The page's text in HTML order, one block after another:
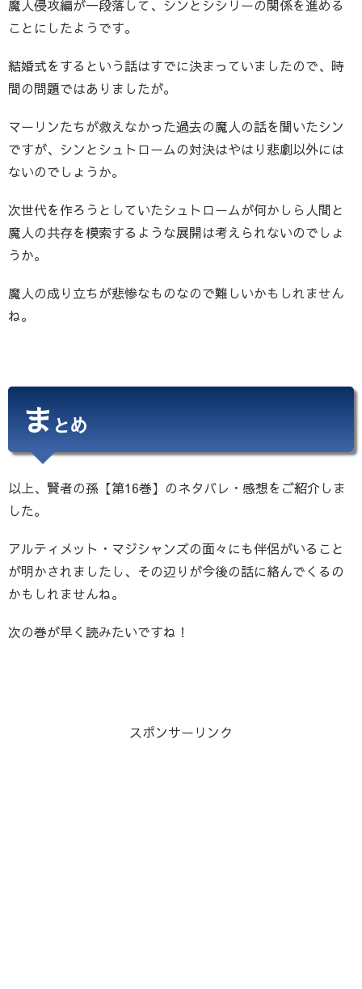
魔人侵攻編が一段落して、シンとシシリーの関係を進める
ことにしたようです。
結婚式をするという話はすでに決まっていましたので、時
間の問題ではありましたが。
マーリンたちが救えなかった過去の魔人の話を聞いたシン
ですが、シンとシュトロームの対決はやはり悲劇以外には
ないのでしょうか。
次世代を作ろうとしていたシュトロームが何かしら人間と
魔人の共存を模索するような展開は考えられないのでしょ
うか。
魔人の成り立ちが悲惨なものなので難しいかもしれません
ね。
まとめ
以上、賢者の孫【第16巻】のネタバレ・感想をご紹介しま
した。
アルティメット・マジシャンズの面々にも伴侶がいること
が明かされましたし、その辺りが今後の話に絡んでくるの
かもしれませんね。
次の巻が早く読みたいですね！
スポンサーリンク